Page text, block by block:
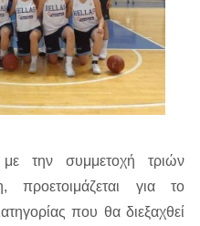
την συμμετοχή τριών
για το
που θα διεξαχθεί